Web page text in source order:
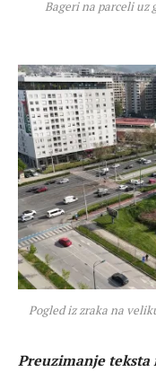
Bageri na parceli uz
Pogled iz zraka na
Preuzimanje teksta